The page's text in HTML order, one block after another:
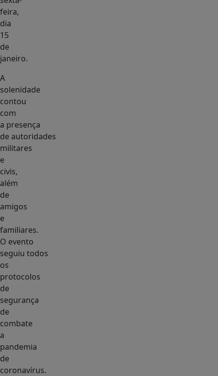
feira,
dia
15
de
janeiro.
A
solenidade
contou
com
a presença
de autoridades
militares
e
civis,
além
de
amigos
e
familiares.
O evento
seguiu todos
os
protocolos
de
segurança
de
combate
a
pandemia
de
coronavírus.